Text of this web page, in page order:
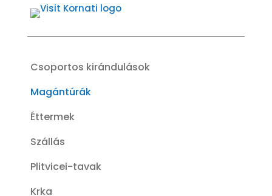
Csoportos kirándulások
Magántúrák
Éttermek
Szállás
Plitvicei-tavak
Krka